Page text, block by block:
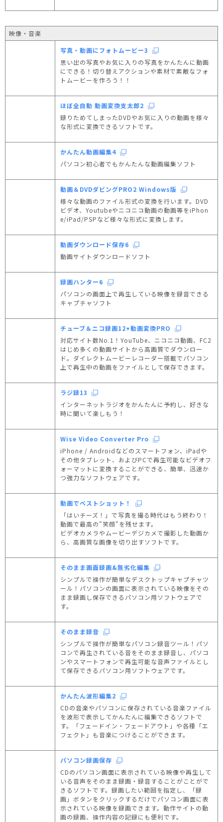
映像・音楽
写真・動画にフォトムービー3
思い出の写真やお気に入りの写真をかんたんに動画
にできる！切り替えアクションや素材で素敵なフォ
トムービーを作ろう！！
ほぼ全自動 動画変換支太郎2
録りためてしまったDVDやお気に入りの動画を様々
な形式に変換できるソフトです。
かんたん動画編集4
パソコン初心者でもかんたんな動画編集ソフト
動画＆DVDダビングPRO2 Windows版
様々な動画のファイル形式の変換を行います。DVD
ビデオ、Youtubeやニコニコ動画の動画等をiPhon
e/iPad/PSPなど様々な形式に変換します。
動画ダウンロード保存6
動画サイトダウンロードソフト
録画ハンター6
パソコンの画面上で再生している映像を録音できる
キャプチャソフト
チューブ＆ニコ録画12+動画変換PRO
対応サイト数No.1！YouTube、ニコニコ動画、FC2
はじめ多くの動画サイトから高画質でダウンロー
ド。ダイレクトムービーレコーダー搭載でパソコン
上で再生中の動画をファイルとして保存できます。
ラジ録13
インターネットラジオをかんたんに予約し、好きな
時に聞いて楽しもう！
Wise Video Converter Pro
iPhone / Androidなどのスマートフォン、iPadや
その他タブレット、およびPCで再生可能なビデオフ
ォーマットに変換することができる、簡単、迅速か
つ強力なソフトウェアです。
動画でベストショット！
「はいチーズ！」で写真を撮る時代はもう終わり！
動画で最高の"笑顔"を残せます。
ビデオカメラやムービーデジカメで撮影した動画か
ら、高画質な画像を切り出すソフトです。
そのまま画面録画&無劣化編集
シンプルで操作が簡単なデスクトップキャプチャツ
ール！パソコンの画面に表示されている映像をその
まま録画し保存できるパソコン用ソフトウェアで
す。
そのまま録音
シンプルで操作が簡単なパソコン録音ツール！パソ
コンで再生されている音をそのまま録音し、パソコ
ンやスマートフォンで再生可能な音声ファイルとし
て保存できるパソコン用ソフトウェアです。
かんたん波形編集2
CDの音楽やパソコンに保存されている音楽ファイル
を波形で表示してかんたんに編集できるソフトで
す。「フェードイン・フェードアウト」や各種「エ
フェクト」も音楽につけることができます。
パソコン録画保存
CDのパソコン画面に表示されている映像や再生して
いる音声をそのまま録画・録音することがことがで
きるソフトです。録画したい範囲を指定し、「録
画」ボタンをクリックするだけでパソコン画面に表
示されている映像を録画できます。動作サイトの動
画の録画、操作内容の記録にも便利です。